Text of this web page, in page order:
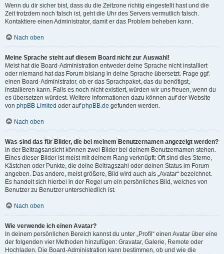
Wenn du dir sicher bist, dass du die Zeitzone richtig eingestellt hast und die
Zeit trotzdem noch falsch ist, geht die Uhr des Servers vermutlich falsch.
Kontaktiere einen Administrator, damit er das Problem beheben kann.
Nach oben
Meine Sprache steht auf diesem Board nicht zur Auswahl!
Meist hat die Board-Administration entweder deine Sprache nicht installiert
oder niemand hat das Forum bislang in deine Sprache übersetzt. Frage ggf.
einen Board-Administrator, ob er das Sprachpaket, das du benötigst,
installieren kann. Falls es noch nicht existiert, würden wir uns freuen, wenn du
es übersetzen würdest. Weitere Informationen dazu können auf der Website
von phpBB Limited oder aufphpBB.de gefunden werden.
Nach oben
Was sind das für Bilder, die bei meinem Benutzernamen angezeigt werden?
In der Beitragsansicht können zwei Bilder bei deinem Benutzernamen stehen.
Eines dieser Bilder ist meist mit deinem Rang verknüpft: Oft sind dies Sterne,
Kästchen oder Punkte, die deine Beitragszahl oder deinen Status im Forum
angeben. Das andere, meist größere, Bild wird auch als „Avatar“ bezeichnet.
Es handelt sich hierbei in der Regel um ein persönliches Bild, welches von
Benutzer zu Benutzer unterschiedlich ist.
Nach oben
Wie verwende ich einen Avatar?
In deinem persönlichen Bereich kannst du unter „Profil“ einen Avatar über eine
der folgenden vier Methoden hinzufügen: Gravatar, Galerie, Remote oder
Hochladen. Die Board-Administration kann bestimmen, ob und wie die